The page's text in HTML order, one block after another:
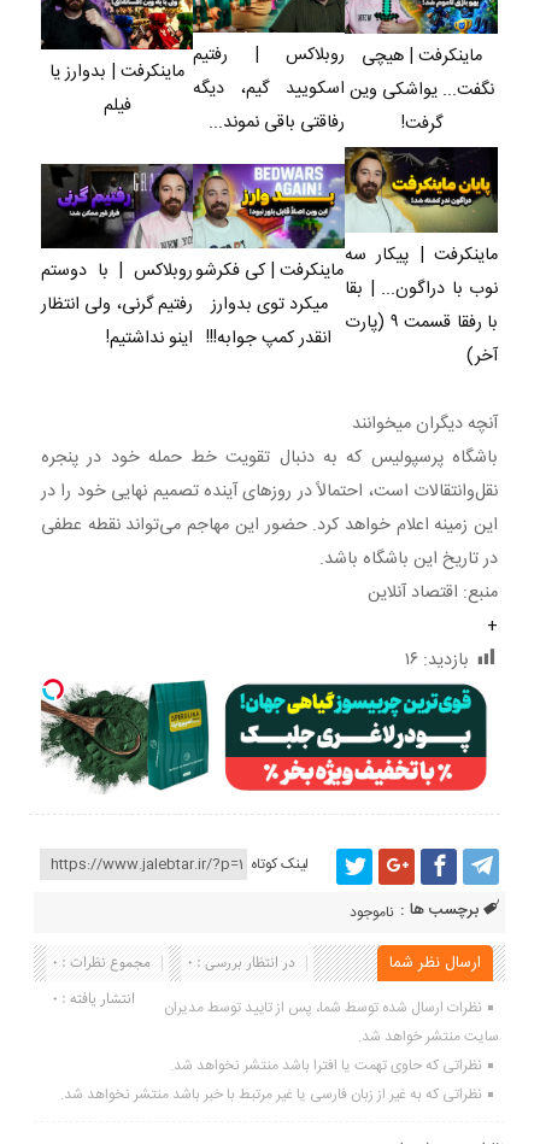
ماینکرفت | هیچی
نگفت... یواشکی وین
گرفت!
روبلاکس | رفتیم
اسکویید گیم، دیگه
رفاقتی باقی نموند...
ماینکرفت | بدوارز یا
فیلم
ماینکرفت | پیکار سه
نوب با دراگون... | بقا
با رفقا قسمت ۹ (پارت
آخر)
ماینکرفت | کی فکرشو
میکرد توی بدوارز
انقدر کمپ جوابه!!!
روبلاکس | با دوستم
رفتیم گرنی، ولی انتظار
اینو نداشتیم!
آنچه دیگران میخوانند
باشگاه پرسپولیس که به دنبال تقویت خط حمله خود در پنجره
نقل‌وانتقالات است، احتمالاً در روزهای آینده تصمیم نهایی خود را در
این زمینه اعلام خواهد کرد. حضور این مهاجم می‌تواند نقطه عطفی
در تاریخ این باشگاه باشد.
منبع: اقتصاد آنلاین
+
بازدید: ۱۶
لینک کوتاه
برچسب ها : ناموجود
ارسال نظر شما مجموع نظرات : 0
در انتظار بررسی : 0
انتشار یافته : 0
نظرات ارسال شده توسط شما، پس از تایید توسط مدیران
سایت منتشر خواهد شد.
نظراتی که حاوی تهمت یا افترا باشد منتشر نخواهد شد.
نظراتی که به غیر از زبان فارسی یا غیر مرتبط با خبر باشد منتشر نخواهد شد.